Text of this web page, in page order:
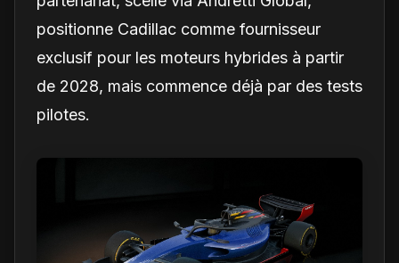
positionne Cadillac comme fournisseur
exclusif pour les moteurs hybrides à partir
de 2028, mais commence déjà par des tests
pilotes.